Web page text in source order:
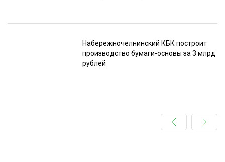
Набережночелнинский КБК построит
производство бумаги-основы за 3 млрд
рублей